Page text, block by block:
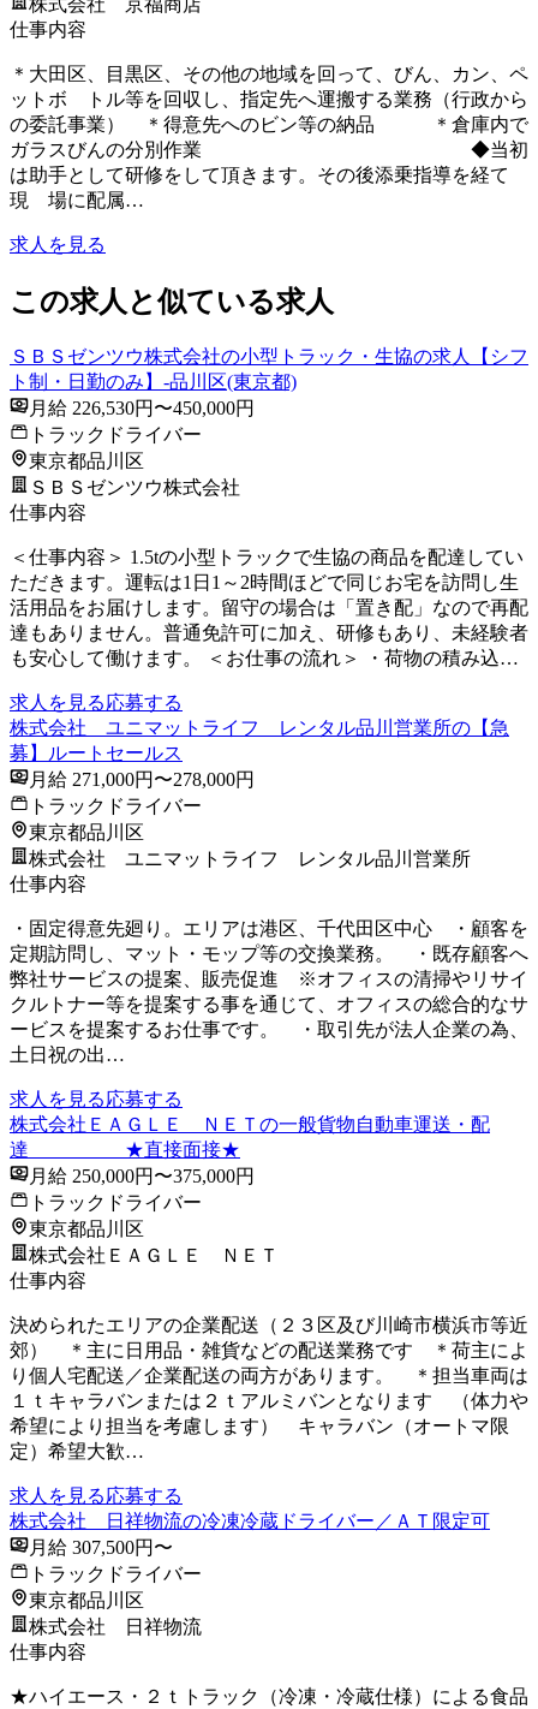
株式会社 京福商店
仕事内容
＊大田区、目黒区、その他の地域を回って、びん、カン、ペ
ットボ トル等を回収し、指定先へ運搬する業務（行政から
の委託事業） ＊得意先へのビン等の納品 ＊倉庫内で
ガラスびんの分別作業 ◆当初
は助手として研修をして頂きます。その後添乗指導を経て
現 場に配属…
求人を見る
この求人と似ている求人
ＳＢＳゼンツウ株式会社の小型トラック・生協の求人【シフ
ト制・日勤のみ】-品川区(東京都)
月給 226,530円〜450,000円
トラックドライバー
東京都品川区
ＳＢＳゼンツウ株式会社
仕事内容
＜仕事内容＞ 1.5tの小型トラックで生協の商品を配達してい
ただきます。運転は1日1～2時間ほどで同じお宅を訪問し生
活用品をお届けします。留守の場合は「置き配」なので再配
達もありません。普通免許可に加え、研修もあり、未経験者
も安心して働けます。 ＜お仕事の流れ＞ ・荷物の積み込…
求人を見る応募する
株式会社 ユニマットライフ レンタル品川営業所の【急
募】ルートセールス
月給 271,000円〜278,000円
トラックドライバー
東京都品川区
株式会社 ユニマットライフ レンタル品川営業所
仕事内容
・固定得意先廻り。エリアは港区、千代田区中心 ・顧客を
定期訪問し、マット・モップ等の交換業務。 ・既存顧客へ
弊社サービスの提案、販売促進 ※オフィスの清掃やリサイ
クルトナー等を提案する事を通じて、オフィスの総合的なサ
ービスを提案するお仕事です。 ・取引先が法人企業の為、
土日祝の出…
求人を見る応募する
株式会社ＥＡＧＬＥ ＮＥＴの一般貨物自動車運送・配
達 ★直接面接★
月給 250,000円〜375,000円
トラックドライバー
東京都品川区
株式会社ＥＡＧＬＥ ＮＥＴ
仕事内容
決められたエリアの企業配送（２３区及び川崎市横浜市等近
郊） ＊主に日用品・雑貨などの配送業務です ＊荷主によ
り個人宅配送／企業配送の両方があります。 ＊担当車両は
１ｔキャラバンまたは２ｔアルミバンとなります （体力や
希望により担当を考慮します） キャラバン（オートマ限
定）希望大歓…
求人を見る応募する
株式会社 日祥物流の冷凍冷蔵ドライバー／ＡＴ限定可
月給 307,500円〜
トラックドライバー
東京都品川区
株式会社 日祥物流
仕事内容
★ハイエース・２ｔトラック（冷凍・冷蔵仕様）による食品